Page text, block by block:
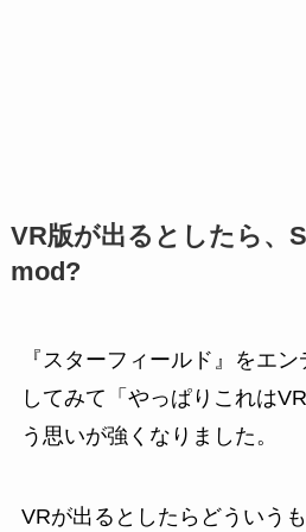
VR版が出るとしたら、
mod?
『スターフィールド』をエ
してみて「やっぱりこれは
う思いが強くなりました。
VRが出るとしたらどういう